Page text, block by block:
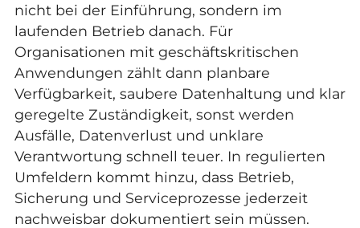
nicht bei der Einführung, sondern im
laufenden Betrieb danach. Für
Organisationen mit geschäftskritischen
Anwendungen zählt dann planbare
Verfügbarkeit, saubere Datenhaltung und klar
geregelte Zuständigkeit, sonst werden
Ausfälle, Datenverlust und unklare
Verantwortung schnell teuer. In regulierten
Umfeldern kommt hinzu, dass Betrieb,
Sicherung und Serviceprozesse jederzeit
nachweisbar dokumentiert sein müssen.